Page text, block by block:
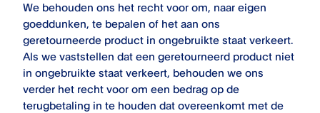
We behouden ons het recht voor om, naar eigen
goeddunken, te bepalen of het aan ons
geretourneerde product in ongebruikte staat verkeert.
Als we vaststellen dat een geretourneerd product niet
in ongebruikte staat verkeert, behouden we ons
verder het recht voor om een bedrag op de
terugbetaling in te houden dat overeenkomt met de